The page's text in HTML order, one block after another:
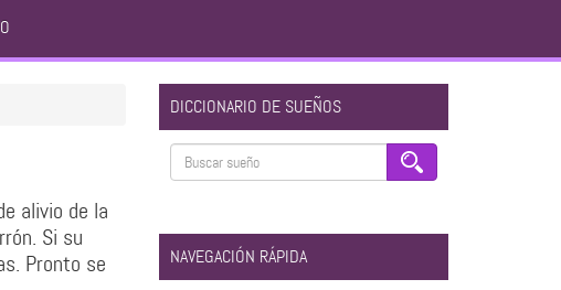
alivio de la
Si su
Pronto se
DICCIONARIO DE SUEÑOS
NAVEGACIÓN RÁPIDA